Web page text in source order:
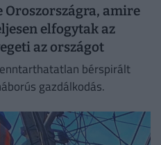
Oroszországra, amire
elfogytak az
az országot
bérspirált
gazdálkodás.